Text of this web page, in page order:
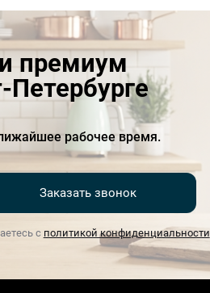
премиум
Петербурге
рабочее время.
Заказать звонок
с политикой конфиденциальности